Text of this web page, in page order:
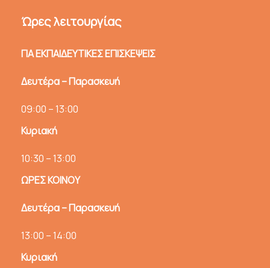
Ώρες λειτουργίας
ΓΙΑ ΕΚΠΑΙΔΕΥΤΙΚΕΣ ΕΠΙΣΚΕΨΕΙΣ
Δευτέρα – Παρασκευή
09:00 – 13:00
Κυριακή
10:30 – 13:00
ΩΡΕΣ ΚΟΙΝΟΥ
Δευτέρα – Παρασκευή
13:00 – 14:00
Κυριακή